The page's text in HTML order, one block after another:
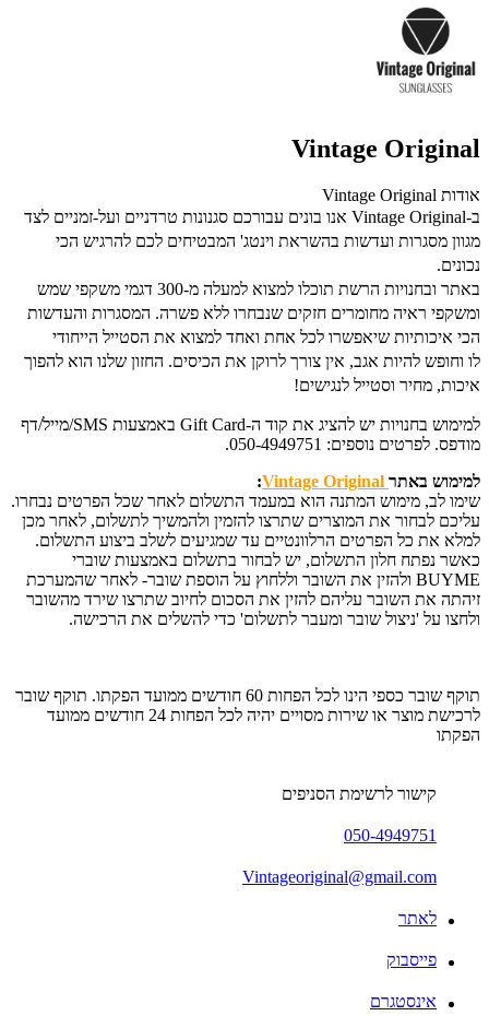
Vintage Original
אודות Vintage Original
ב-Vintage Original אנו בונים עבורכם סגנונות טרדניים ועל-זמניים לצד
מגוון מסגרות ועדשות בהשראת וינטג' המבטיחים לכם להרגיש הכי
נכונים.
באתר ובחנויות הרשת תוכלו למצוא למעלה מ-300 דגמי משקפי שמש
ומשקפי ראיה מחומרים חזקים שנבחרו ללא פשרה. המסגרות והעדשות
הכי איכותיות שיאפשרו לכל אחת ואחד למצוא את הסטייל הייחודי
לו וחופש להיות אגב, אין צורך לרוקן את הכיסים. החזון שלנו הוא להפוך
איכות, מחיר וסטייל לנגישים!
למימוש בחנויות יש להציג את קוד ה-Gift Card באמצעות SMS/מייל/דף
מודפס. לפרטים נוספים: 050-4949751.
למימוש באתר
:
שימו לב, מימוש המתנה הוא במעמד התשלום לאחר שכל הפרטים נבחרו.
עליכם לבחור את המוצרים שתרצו להזמין ולהמשיך לתשלום, לאחר מכן
למלא את כל הפרטים הרלוונטיים עד שמגיעים לשלב ביצוע התשלום.
כאשר נפתח חלון התשלום, יש לבחור בתשלום באמצעות שוברי
BUYME ולהזין את השובר וללחוץ על הוספת שובר- לאחר שהמערכת
זיהתה את השובר עליהם להזין את הסכום לחיוב שתרצו שירד מהשובר
ולחצו על 'ניצול שובר ומעבר לתשלום' כדי להשלים את הרכישה.
תוקף שובר כספי הינו לכל הפחות 60 חודשים ממועד הפקתו. תוקף שובר
לרכישת מוצר או שירות מסויים יהיה לכל הפחות 24 חודשים ממועד
הפקתו
קישור לרשימת הסניפים
050-4949751
Vintageoriginal@gmail.com
לאתר
פייסבוק
אינסטגרם